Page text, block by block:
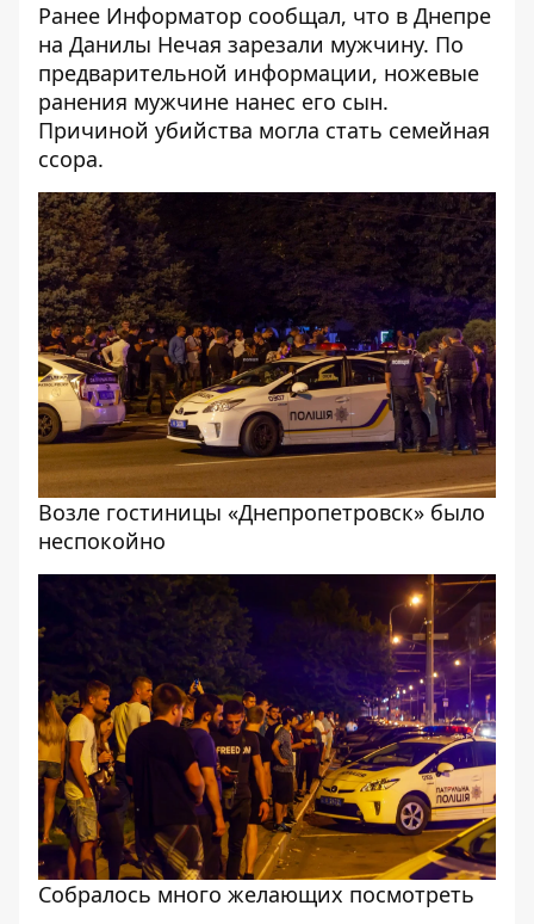
Ранее Информатор сообщал, что в Днепре
на Данилы Нечая зарезали мужчину. По
предварительной информации, ножевые
ранения мужчине нанес его сын.
Причиной убийства могла стать семейная
ссора.
Возле гостиницы «Днепропетровск» было
неспокойно
Собралось много желающих посмотреть